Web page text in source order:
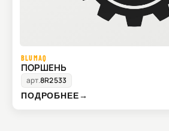
BLUMAQ
ПОРШЕНЬ
арт.8R2533
ПОДРОБНЕЕ→